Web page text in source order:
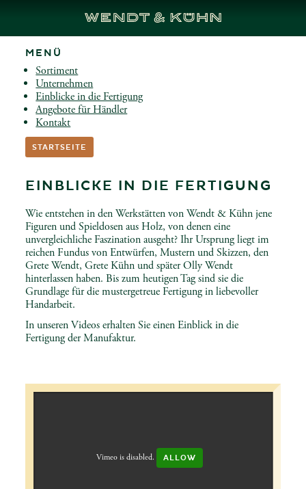
MENÜ
Sortiment
Unternehmen
Einblicke in die Fertigung
Angebote für Händler
Kontakt
STARTSEITE
EINBLICKE IN DIE FERTIGUNG
Wie entstehen in den Werkstätten von Wendt & Kühn jene
Figuren und Spieldosen aus Holz, von denen eine
unvergleichliche Faszination ausgeht? Ihr Ursprung liegt im
reichen Fundus von Entwürfen, Mustern und Skizzen, den
Grete Wendt, Grete Kühn und später Olly Wendt
hinterlassen haben. Bis zum heutigen Tag sind sie die
Grundlage für die mustergetreue Fertigung in liebevoller
Handarbeit.
In unseren Videos erhalten Sie einen Einblick in die
Fertigung der Manufaktur.
Vimeo is disabled. ALLOW